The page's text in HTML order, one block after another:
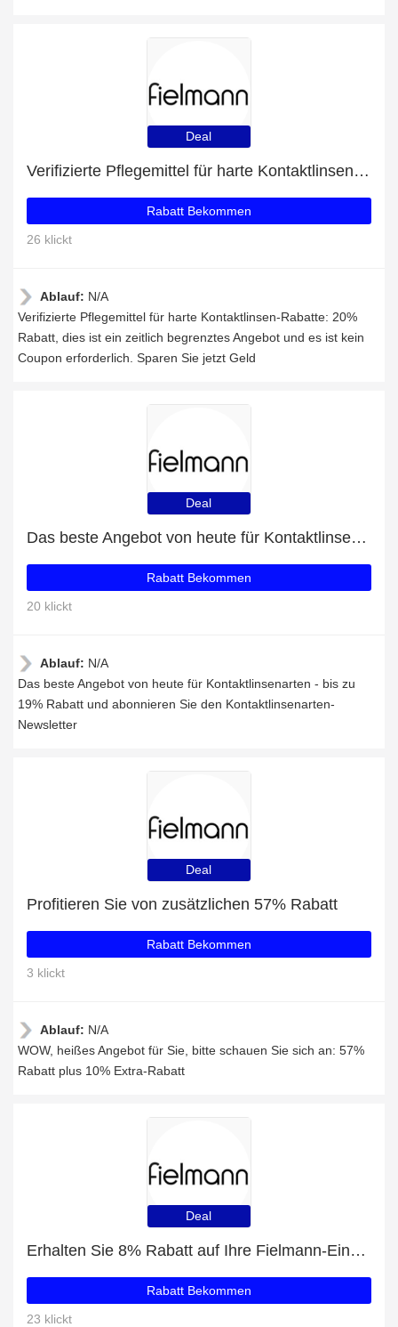
Deal
Verifizierte Pflegemittel für harte Kontaktlinsen-Rabatte: 20% Rabatt
Rabatt Bekommen
26 klickt
Ablauf: N/A
Verifizierte Pflegemittel für harte Kontaktlinsen-Rabatte: 20%
Rabatt, dies ist ein zeitlich begrenztes Angebot und es ist kein
Coupon erforderlich. Sparen Sie jetzt Geld
Deal
Das beste Angebot von heute für Kontaktlinsenarten - bis zu 19% Rabatt
Rabatt Bekommen
20 klickt
Ablauf: N/A
Das beste Angebot von heute für Kontaktlinsenarten - bis zu
19% Rabatt und abonnieren Sie den Kontaktlinsenarten-
Newsletter
Deal
Profitieren Sie von zusätzlichen 57% Rabatt
Rabatt Bekommen
3 klickt
Ablauf: N/A
WOW, heißes Angebot für Sie, bitte schauen Sie sich an: 57%
Rabatt plus 10% Extra-Rabatt
Deal
Erhalten Sie 8% Rabatt auf Ihre Fielmann-Einkäufe
Rabatt Bekommen
23 klickt